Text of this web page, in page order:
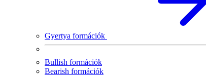
Gyertya formációk
Bullish formációk
Bearish formációk